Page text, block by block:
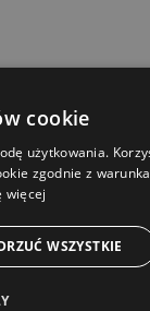
cookie
użytkowania.
zgodnie z
więcej
WSZYSTKIE